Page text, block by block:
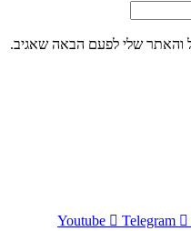
והאתר שלי לפעם הבאה שאגיב.
Youtube Telegram